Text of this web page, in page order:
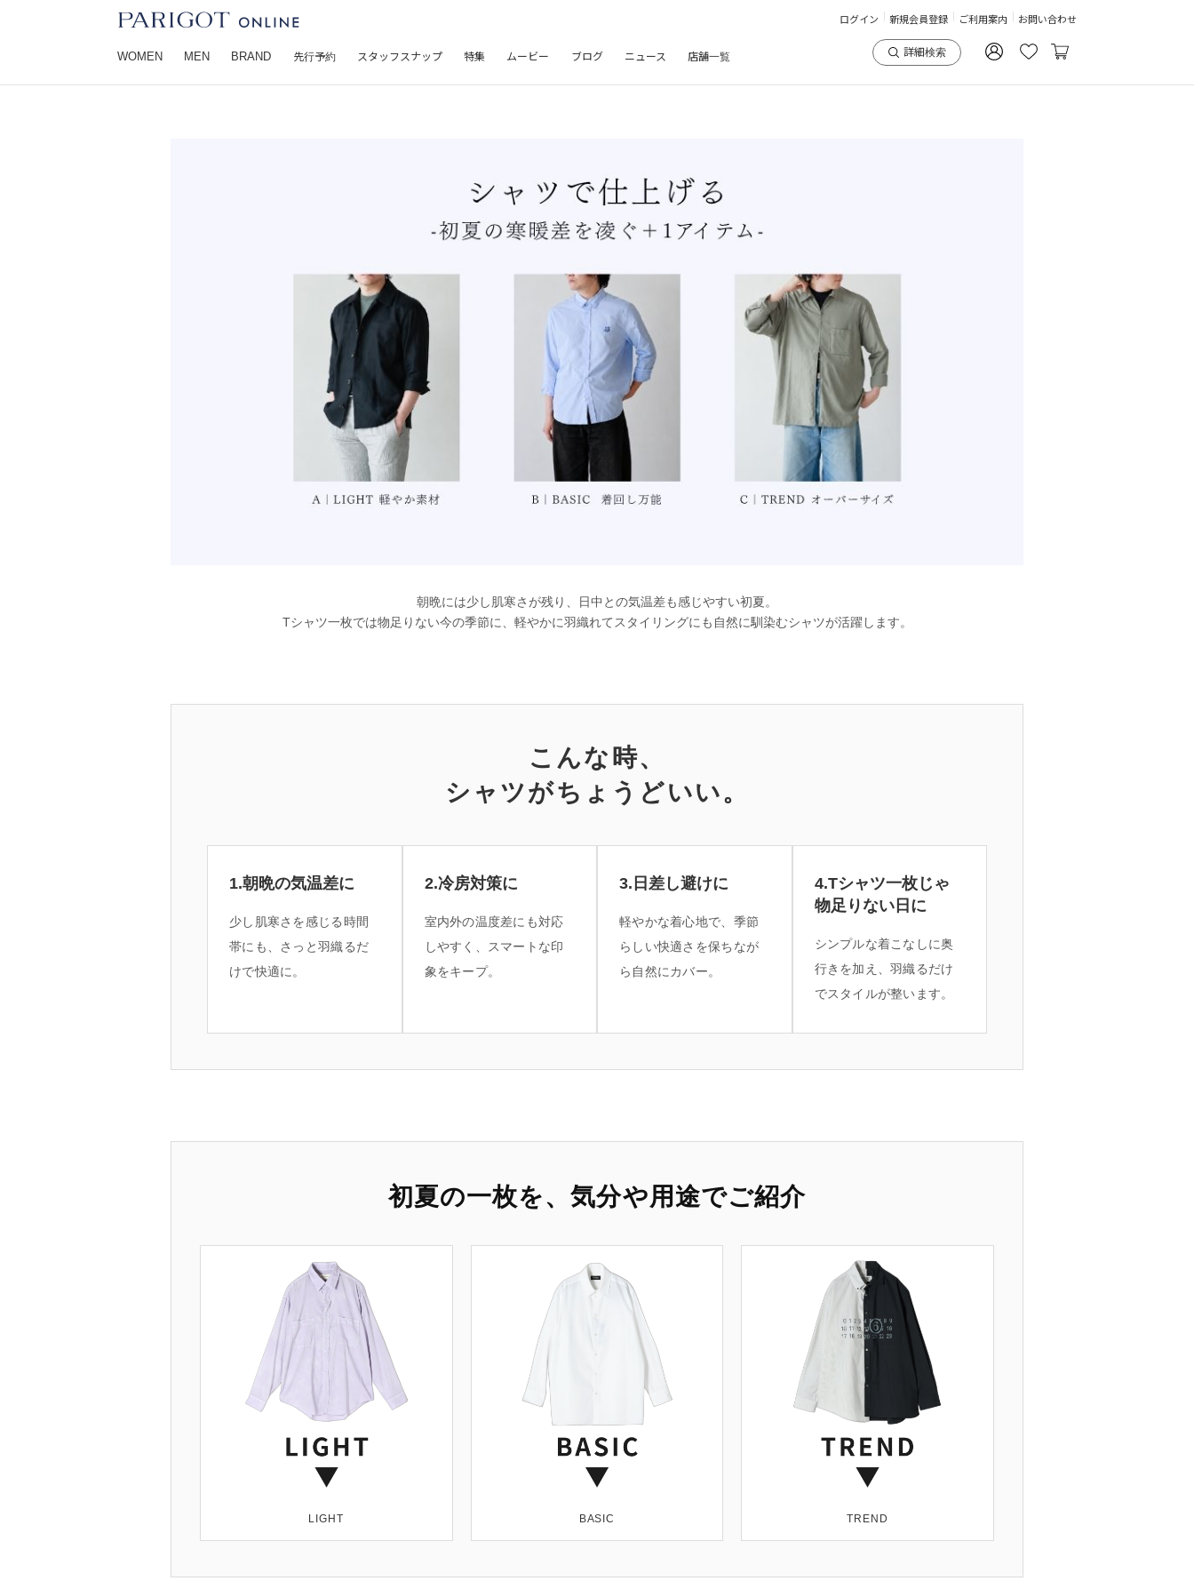
ログイン 新規会員登録 ご利用案内 お問い合わせ
WOMEN MEN BRAND 先行予約 スタッフスナップ 特集 ムービー ブログ ニュース 店舗一覧 詳細検索
朝晩には少し肌寒さが残り、日中との気温差も感じやすい初夏。
Tシャツ一枚では物足りない今の季節に、軽やかに羽織れてスタイリングにも自然に馴染むシャツが活躍します。
こんな時、
シャツがちょうどいい。
1.朝晩の気温差に
少し肌寒さを感じる時間
帯にも、さっと羽織るだ
けで快適に。
2.冷房対策に
室内外の温度差にも対応
しやすく、スマートな印
象をキープ。
3.日差し避けに
軽やかな着心地で、季節
らしい快適さを保ちなが
ら自然にカバー。
4.Tシャツ一枚じゃ
物足りない日に
シンプルな着こなしに奥
行きを加え、羽織るだけ
でスタイルが整います。
初夏の一枚を、気分や用途でご紹介
LIGHT BASIC TREND